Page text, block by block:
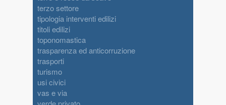
terzo settore
tipologia interventi edilizi
titoli edilizi
toponomastica
trasparenza ed anticorruzione
trasporti
turismo
usi civici
vas e via